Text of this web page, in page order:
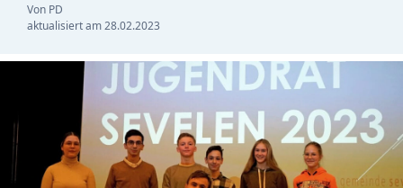
Von PD
aktualisiert am28.02.2023